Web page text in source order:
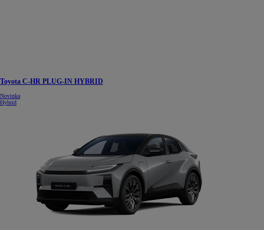
Toyota C-HR PLUG-IN HYBRID
Novinka
Hybrid